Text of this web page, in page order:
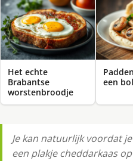
Het echte
Brabantse
worstenbroodje
een
Je kan natuurlijk voordat
een plakje cheddarkaas